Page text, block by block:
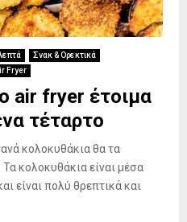
Σνακ & Ορεκτικά
Fryer
air fryer έτοιμα
τέταρτο
κολοκυθάκια θα τα
κολοκυθάκια είναι μέσα
είναι πολύ θρεπτικά και